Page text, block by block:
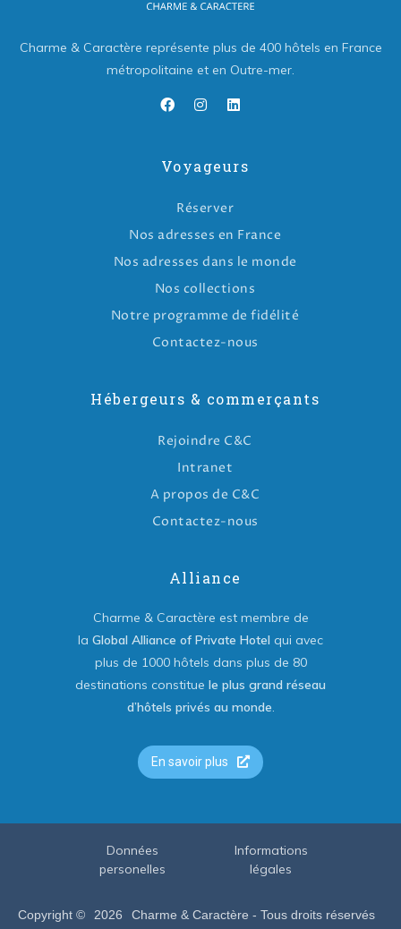
Charme & Caractère représente plus de 400 hôtels en France
métropolitaine et en Outre-mer.
Voyageurs
Réserver
Nos adresses en France
Nos adresses dans le monde
Nos collections
Notre programme de fidélité
Contactez-nous
Hébergeurs & commerçants
Rejoindre C&C
Intranet
A propos de C&C
Contactez-nous
Alliance
Charme & Caractère est membre de
la Global Alliance of Private Hotel qui avec
plus de 1000 hôtels dans plus de 80
destinations constitue le plus grand réseau
d’hôtels privés au monde.
En savoir plus
Copyright © 2026 Charme & Caractère - Tous droits réservés
Données
personelles
Informations
légales